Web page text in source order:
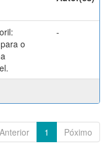
o
-
Anterior 1 Póximo